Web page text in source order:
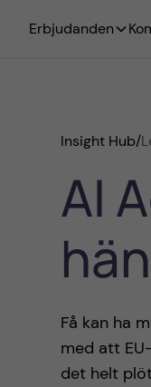
Erbjudanden
Insight Hub/
AI
Få kan ha
med att
det helt